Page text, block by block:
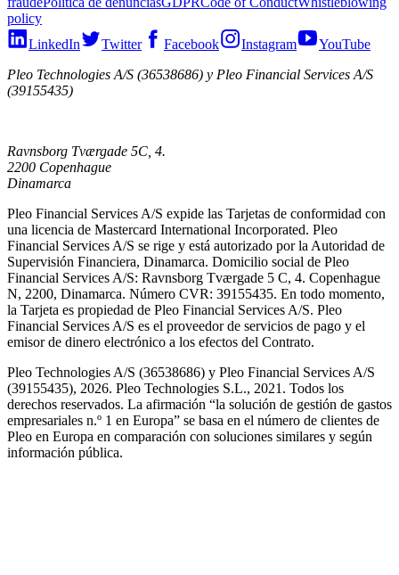
policy
LinkedIn
Twitter Facebook Instagram
YouTube
Pleo Technologies A/S (36538686) y Pleo Financial Services A/S
(39155435)
Ravnsborg Tværgade 5C, 4.
2200 Copenhague
Dinamarca
Pleo Financial Services A/S expide las Tarjetas de conformidad con
una licencia de Mastercard International Incorporated. Pleo
Financial Services A/S se rige y está autorizado por la Autoridad de
Supervisión Financiera, Dinamarca. Domicilio social de Pleo
Financial Services A/S: Ravnsborg Tværgade 5 C, 4. Copenhague
N, 2200, Dinamarca. Número CVR: 39155435. En todo momento,
la Tarjeta es propiedad de Pleo Financial Services A/S. Pleo
Financial Services A/S es el proveedor de servicios de pago y el
emisor de dinero electrónico a los efectos del Contrato.
Pleo Technologies A/S (36538686) y Pleo Financial Services A/S
(39155435), 2026. Pleo Technologies S.L., 2021. Todos los
derechos reservados. La afirmación “la solución de gestión de gastos
empresariales n.º 1 en Europa” se basa en el número de clientes de
Pleo en Europa en comparación con soluciones similares y según
información pública.